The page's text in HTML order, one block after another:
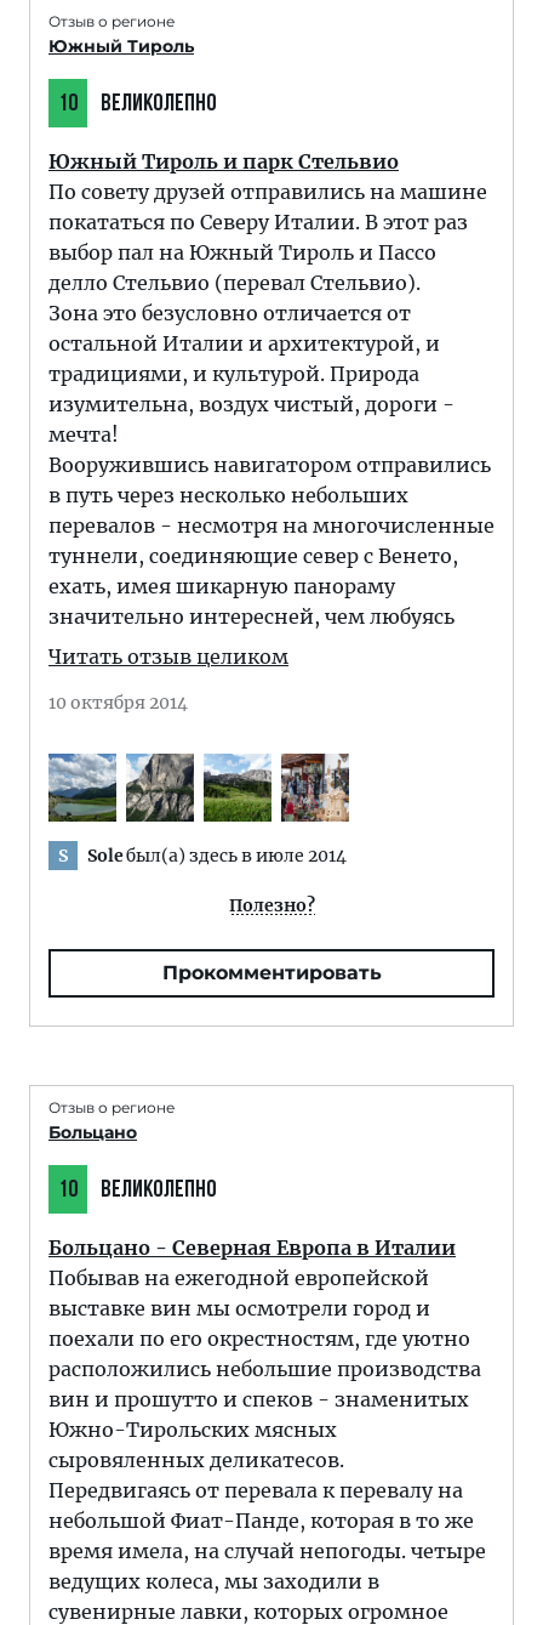
Отзыв о регионе
Южный Тироль
10 ВЕЛИКОЛЕПНО
Южный Тироль и парк Стельвио
По совету друзей отправились на машине
покататься по Северу Италии. В этот раз
выбор пал на Южный Тироль и Пассо
делло Стельвио (перевал Стельвио).
Зона это безусловно отличается от
остальной Италии и архитектурой, и
традициями, и культурой. Природа
изумительна, воздух чистый, дороги -
мечта!
Вооружившись навигатором отправились
в путь через несколько небольших
перевалов - несмотря на многочисленные
туннели, соединяющие север с Венето,
ехать, имея шикарную панораму
значительно интересней, чем любуясь
Читать отзыв целиком
10 октября 2014
S Soleбыл(а) здесь в июле 2014
Полезно?
Прокомментировать
Отзыв о регионе
Больцано
10 ВЕЛИКОЛЕПНО
Больцано - Северная Европа в Италии
Побывав на ежегодной европейской
выставке вин мы осмотрели город и
поехали по его окрестностям, где уютно
расположились небольшие производства
вин и прошутто и спеков - знаменитых
Южно-Тирольских мясных
сыровяленных деликатесов.
Передвигаясь от перевала к перевалу на
небольшой Фиат-Панде, которая в то же
время имела, на случай непогоды. четыре
ведущих колеса, мы заходили в
сувенирные лавки, которых огромное